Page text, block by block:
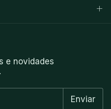
e novidades